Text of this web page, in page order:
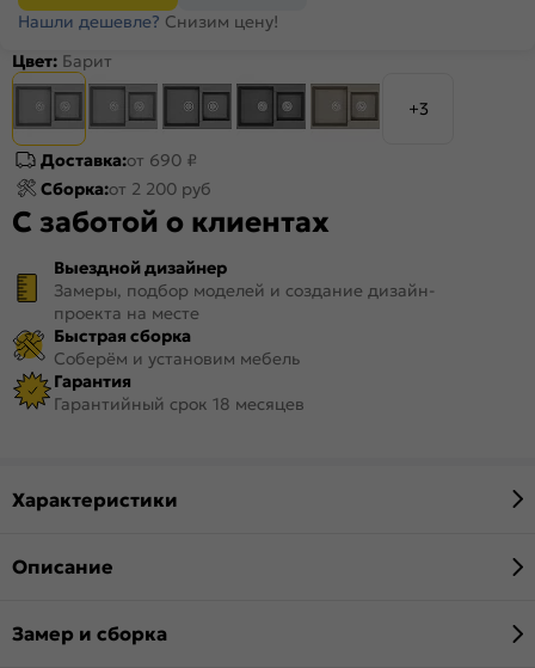
Нашли дешевле? Снизим цену!
Цвет: Барит
+3
Доставка:от 690 ₽
Сборка:от 2 200 руб
С заботой о клиентах
Выездной дизайнер
Замеры, подбор моделей и создание дизайн-
проекта на месте
Быстрая сборка
Соберём и установим мебель
Гарантия
Гарантийный срок 18 месяцев
Характеристики
Описание
Замер и сборка